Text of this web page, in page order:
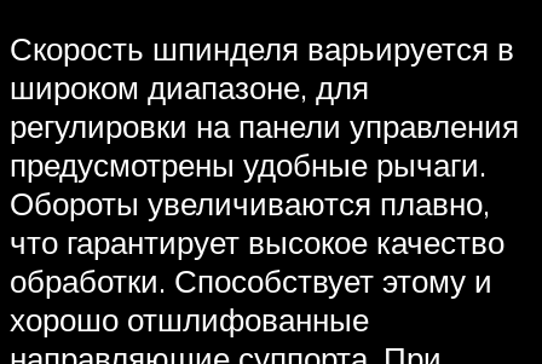
Скорость шпинделя варьируется в
широком диапазоне, для
регулировки на панели управления
предусмотрены удобные рычаги.
Обороты увеличиваются плавно,
что гарантирует высокое качество
обработки. Способствует этому и
хорошо отшлифованные